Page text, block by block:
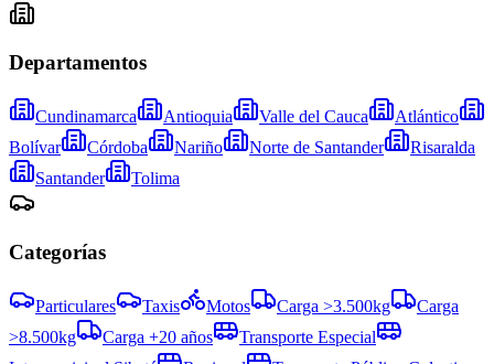
Departamentos
Cundinamarca Antioquia Valle del Cauca
Atlántico
Bolívar
Córdoba Nariño Norte de Santander
Risaralda
Santander
Tolima
Categorías
Particulares Taxis Motos Carga >3.500kg
Carga
>8.500kg
Carga +20 años
Transporte Especial